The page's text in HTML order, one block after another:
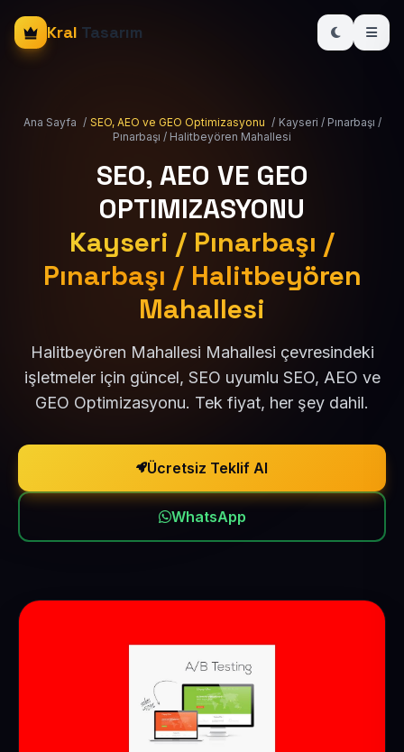
Kral Tasarım
Ana Sayfa / SEO, AEO ve GEO Optimizasyonu / Kayseri / Pınarbaşı /
Pınarbaşı / Halitbeyören Mahallesi
SEO, AEO VE GEO
OPTIMIZASYONU
Kayseri / Pınarbaşı /
Pınarbaşı / Halitbeyören
Mahallesi
Halitbeyören Mahallesi Mahallesi çevresindeki
işletmeler için güncel, SEO uyumlu SEO, AEO ve
GEO Optimizasyonu. Tek fiyat, her şey dahil.
Ücretsiz Teklif Al
WhatsApp